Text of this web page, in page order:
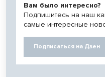
Вам было интересно?
Подпишитесь на наш
самые интересные
Подписаться на Дзен